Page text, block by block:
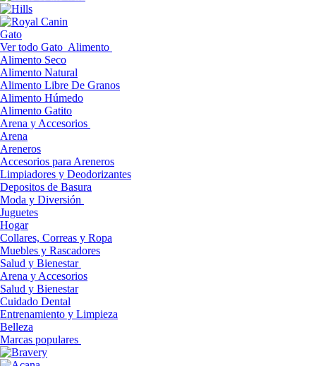
Gato
Ver todo Gato Alimento
Alimento Seco
Alimento Natural
Alimento Libre De Granos
Alimento Húmedo
Alimento Gatito
Arena y Accesorios
Arena
Areneros
Accesorios para Areneros
Limpiadores y Deodorizantes
Depositos de Basura
Moda y Diversión
Juguetes
Hogar
Collares, Correas y Ropa
Muebles y Rascadores
Salud y Bienestar
Arena y Accesorios
Salud y Bienestar
Cuidado Dental
Entrenamiento y Limpieza
Belleza
Marcas populares